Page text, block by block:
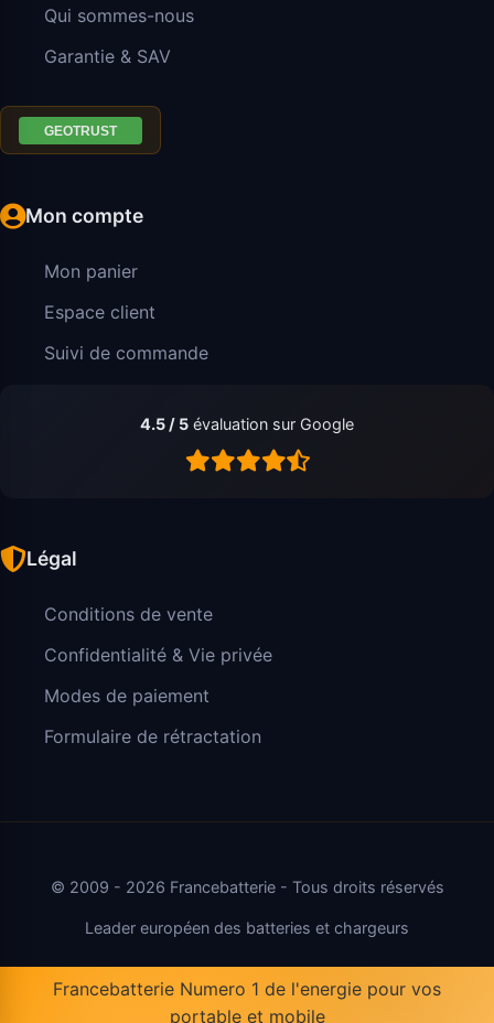
Qui sommes-nous
Garantie & SAV
Mon compte
Mon panier
Espace client
Suivi de commande
4.5 / 5 évaluation sur Google
Légal
Conditions de vente
Confidentialité & Vie privée
Modes de paiement
Formulaire de rétractation
© 2009 - 2026 Francebatterie - Tous droits réservés
Leader européen des batteries et chargeurs
Francebatterie Numero 1 de l'energie pour vos
portable et mobile